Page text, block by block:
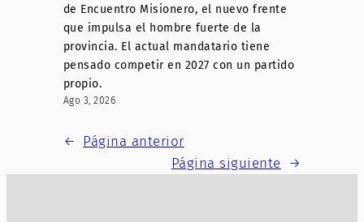
de Encuentro Misionero, el nuevo frente
que impulsa el hombre fuerte de la
provincia. El actual mandatario tiene
pensado competir en 2027 con un partido
propio.
Ago 3, 2026
← Página anterior
Página siguiente
→